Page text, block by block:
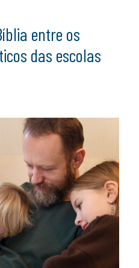
entre os
das escolas